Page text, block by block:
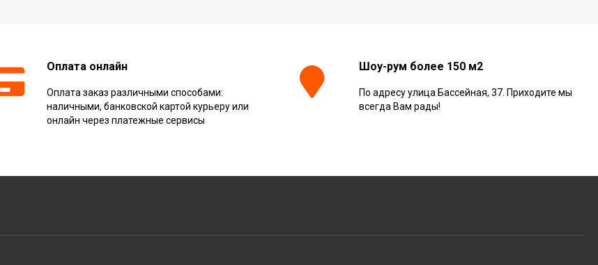
Оплата онлайн
Оплата заказ различными способами:
наличными, банковской картой курьеру или
онлайн через платежные сервисы
Шоу-рум более 150 м2
По адресу улица Бассейная, 37. Приходите мы
всегда Вам рады!